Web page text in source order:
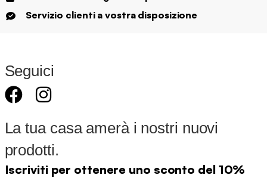
Servizio clienti a vostra disposizione
Seguici
La tua casa amerà i nostri nuovi
prodotti.
Iscriviti per ottenere uno sconto del 10%